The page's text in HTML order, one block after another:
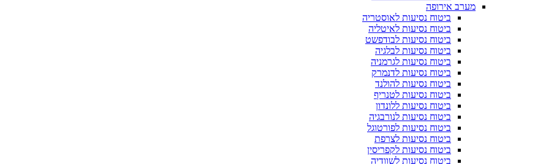
מערב אירופה
ביטוח נסיעות לאוסטריה
ביטוח נסיעות לאיטליה
ביטוח נסיעות לבודפשט
ביטוח נסיעות לבלגיה
ביטוח נסיעות לגרמניה
ביטוח נסיעות לדנמרק
ביטוח נסיעות להולנד
ביטוח נסיעות לטנריף
ביטוח נסיעות ללונדון
ביטוח נסיעות לנורבגיה
ביטוח נסיעות לפורטוגל
ביטוח נסיעות לצרפת
ביטוח נסיעות לקפריסין
ביטוח נסיעות לשוודיה